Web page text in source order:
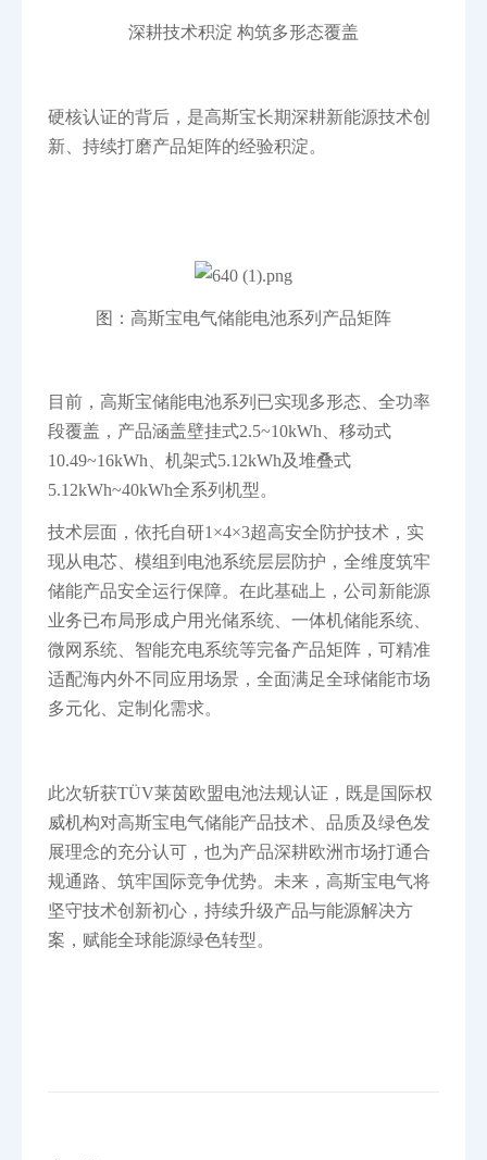
深耕技术积淀 构筑多形态覆盖
硬核认证的背后，是高斯宝长期深耕新能源技术创
新、持续打磨产品矩阵的经验积淀。
图：高斯宝电气储能电池系列产品矩阵
目前，高斯宝储能电池系列已实现多形态、全功率
段覆盖，产品涵盖壁挂式2.5~10kWh、移动式
10.49~16kWh、机架式5.12kWh及堆叠式
5.12kWh~40kWh全系列机型。
技术层面，依托自研1×4×3超高安全防护技术，实
现从电芯、模组到电池系统层层防护，全维度筑牢
储能产品安全运行保障。在此基础上，公司新能源
业务已布局形成户用光储系统、一体机储能系统、
微网系统、智能充电系统等完备产品矩阵，可精准
适配海内外不同应用场景，全面满足全球储能市场
多元化、定制化需求。
此次斩获TÜV莱茵欧盟电池法规认证，既是国际权
威机构对高斯宝电气储能产品技术、品质及绿色发
展理念的充分认可，也为产品深耕欧洲市场打通合
规通路、筑牢国际竞争优势。未来，高斯宝电气将
坚守技术创新初心，持续升级产品与能源解决方
案，赋能全球能源绿色转型。